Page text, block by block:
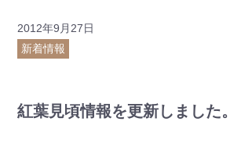
2012年9月27日
新着情報
紅葉見頃情報を更新しました。